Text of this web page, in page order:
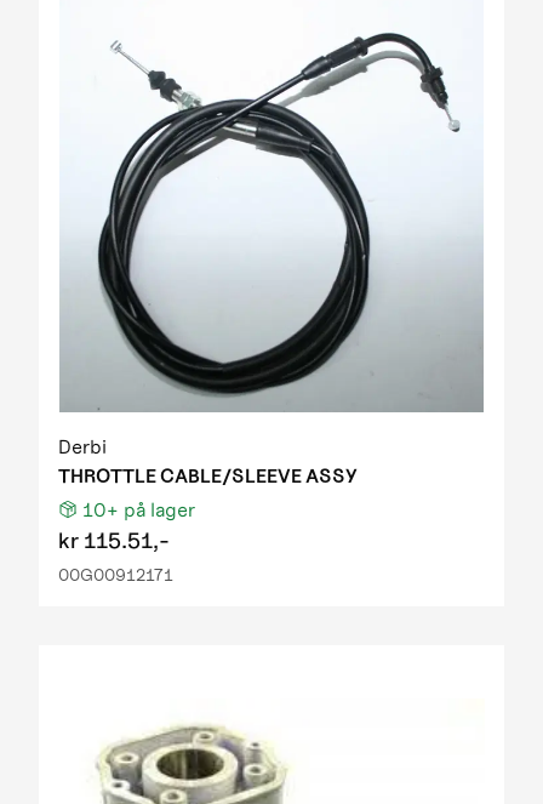
Derbi
THROTTLE CABLE/SLEEVE ASSY
10+ på lager
kr 115.51,-
00G00912171